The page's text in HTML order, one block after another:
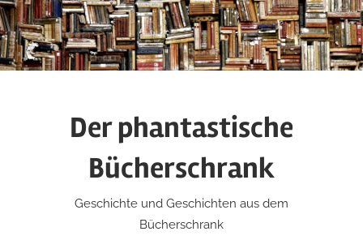
Zum
Inhalt
springen
Der phantastische
Bücherschrank
Geschichte und Geschichten aus dem
Bücherschrank